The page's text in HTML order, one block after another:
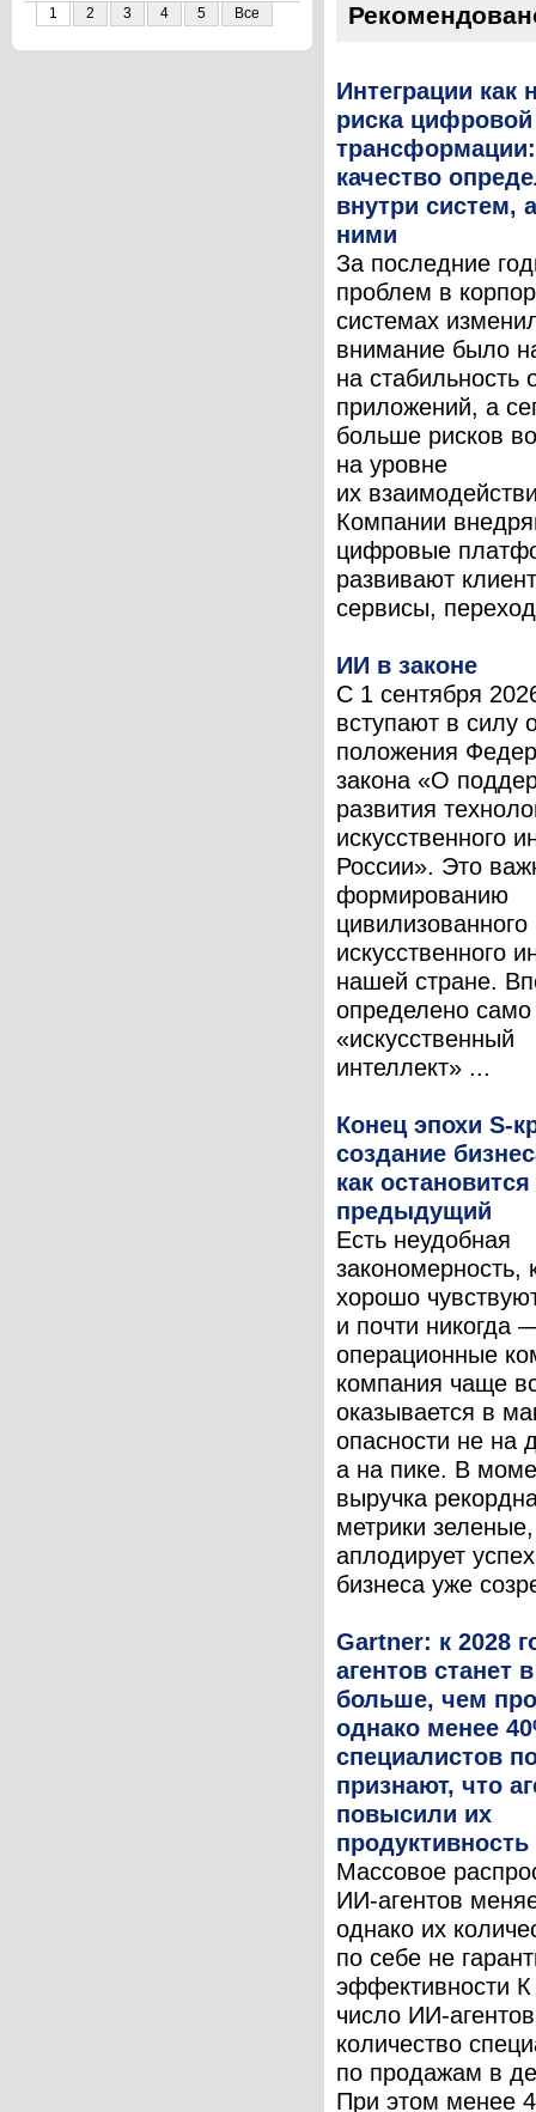
1 2 3 4 5 Все
Интеграции как
риска цифровой
качество
внутри систем,
ними
За последние
проблем в
системах
внимание было
на стабильность
приложений, а
больше рисков
на уровне
их
Компании
цифровые
развивают
сервисы,
ИИ в законе
С 1 сентября
вступают в силу
положения
закона «О
развития
искусственного
России». Это
формированию
искусственного
нашей стране.
определено само
«искусственный
интеллект» ...
Конец эпохи S-
создание
как остановится
предыдущий
Есть неудобная
закономерность,
хорошо
и почти никогда
операционные
компания чаще
оказывается в
опасности не на
а на пике. В
выручка
метрики
аплодирует
бизнеса уже
Gartner: к 2028
агентов станет
больше, чем
однако менее
специалистов
признают, что
повысили их
продуктивность
Массовое
ИИ-агентов
однако их
по себе не
эффективности К
число ИИ-
количество
по продажам в
При этом менее